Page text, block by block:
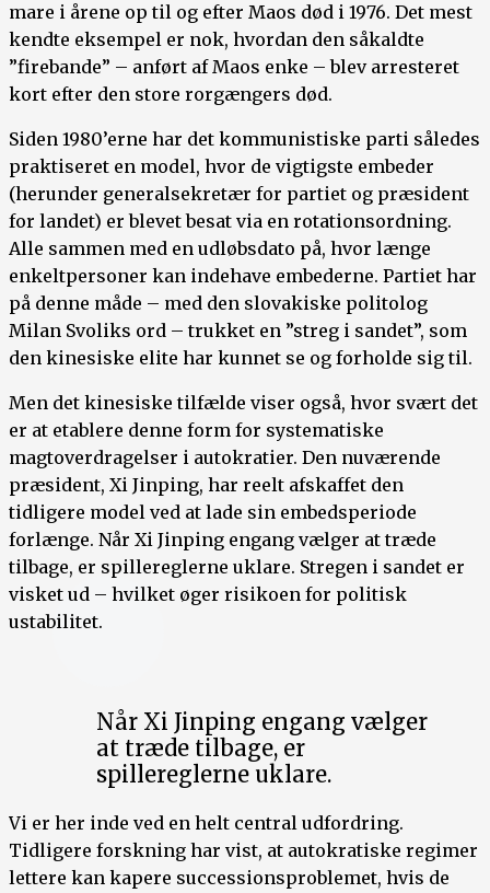
mare i årene op til og efter Maos død i 1976. Det mest
kendte eksempel er nok, hvordan den såkaldte
”firebande” – anført af Maos enke – blev arresteret
kort efter den store rorgængers død.
Siden 1980’erne har det kommunistiske parti således
praktiseret en model, hvor de vigtigste embeder
(herunder generalsekretær for partiet og præsident
for landet) er blevet besat via en rotationsordning.
Alle sammen med en udløbsdato på, hvor længe
enkeltpersoner kan indehave embederne. Partiet har
på denne måde – med den slovakiske politolog
Milan Svoliks ord – trukket en ”streg i sandet”, som
den kinesiske elite har kunnet se og forholde sig til.
Men det kinesiske tilfælde viser også, hvor svært det
er at etablere denne form for systematiske
magtoverdragelser i autokratier. Den nuværende
præsident, Xi Jinping, har reelt afskaffet den
tidligere model ved at lade sin embedsperiode
forlænge. Når Xi Jinping engang vælger at træde
tilbage, er spillereglerne uklare. Stregen i sandet er
visket ud – hvilket øger risikoen for politisk
ustabilitet.
Når Xi Jinping engang vælger
at træde tilbage, er
spillereglerne uklare.
Vi er her inde ved en helt central udfordring.
Tidligere forskning har vist, at autokratiske regimer
lettere kan kapere successionsproblemet, hvis de